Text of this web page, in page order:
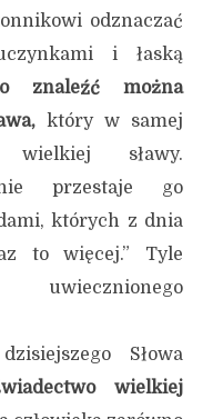
odznaczać
i łaską
znaleźć można
który w samej
sławy.
przestaje go
których z dnia
to więcej.” Tyle
Słowa
wielkiej